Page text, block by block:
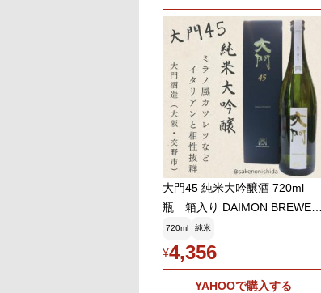
大門45 純米大吟醸酒 720ml
瓶 箱入り DAIMON BREWER
Y JUNMAI DAIGINJO [日本酒ラ
ンキング 大阪地酒 大門酒造]
720ml 純米
¥4,356
YAHOOで購入する